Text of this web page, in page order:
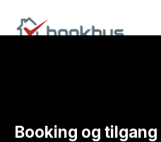
Booking og